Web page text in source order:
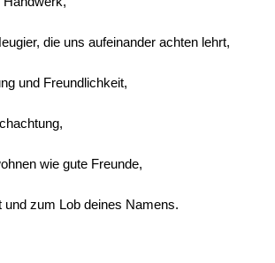
die uns aufeinander achten lehrt,
und Freundlichkeit,
wie gute Freunde,
und zum Lob deines Namens.